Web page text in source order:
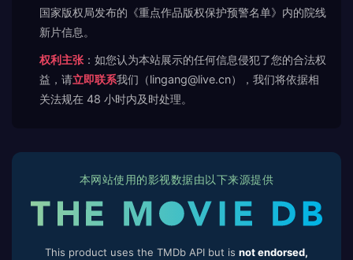
国家版权局发布的《重点作品版权保护预警名单》内的院线
新片信息。
权利主张 ：如您认为本站展示的任何信息侵犯了您的合法权
益，请立即联系我们（lingang@live.cn），我们将依据相
关法规在 48 小时内及时处理。
本网站使用的影视数据由以下来源提供
This product uses the TMDb API but is not endorsed,